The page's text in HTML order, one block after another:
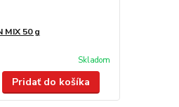
MIX 50 g
Skladom
Pridať do košíka